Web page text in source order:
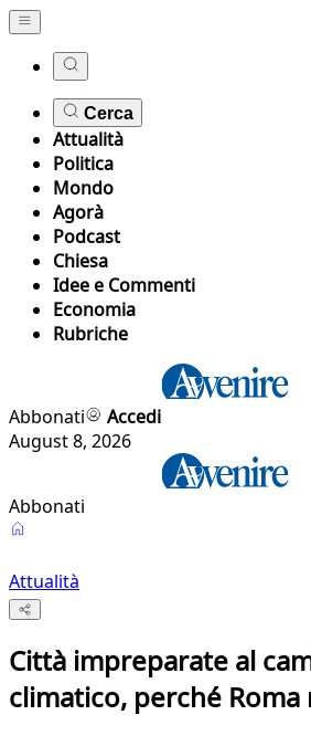
Cerca
Attualità
Politica
Mondo
Agorà
Podcast
Chiesa
Idee e Commenti
Economia
Rubriche
Abbonati
Accedi
August 8, 2026
Abbonati
Attualità
Città impreparate al
climatico, perché Roma